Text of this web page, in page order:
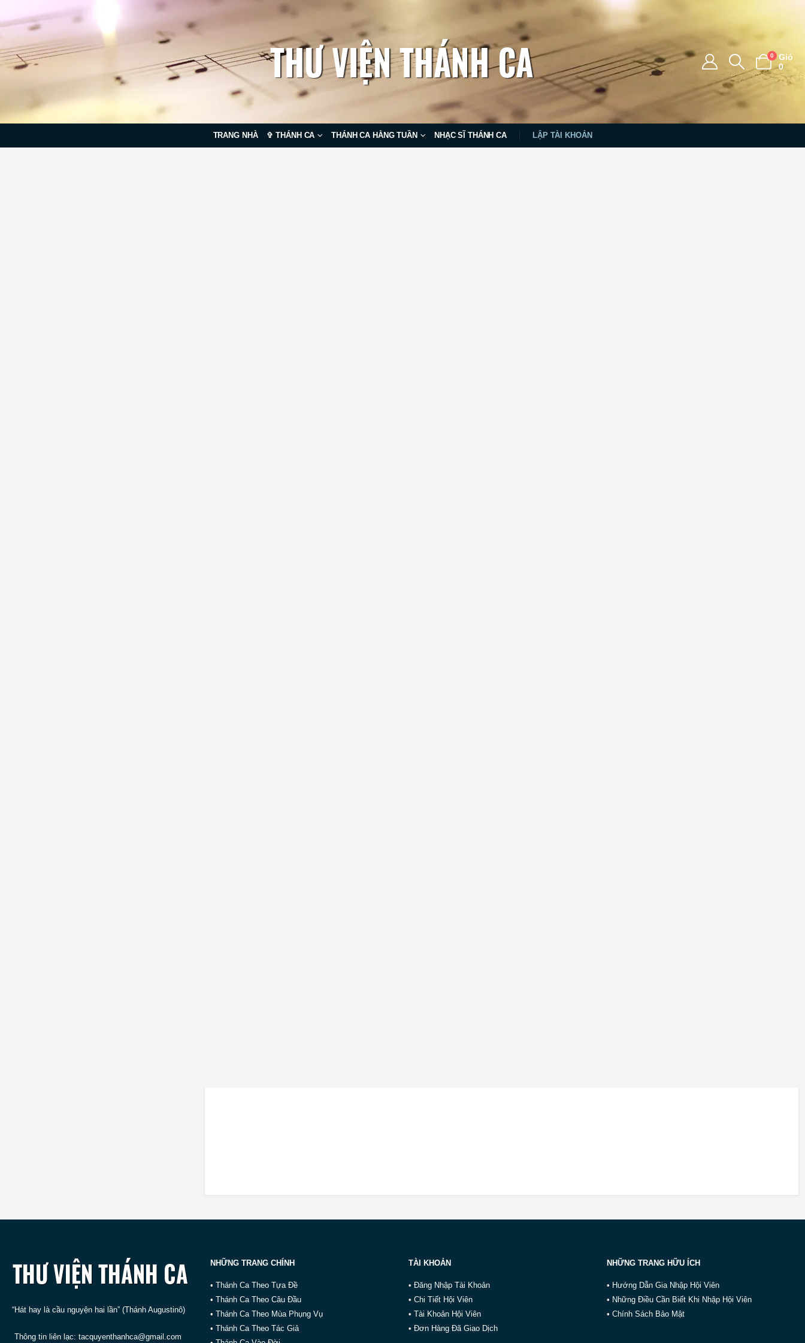
0
Giỏ
0
TRANG NHÀ ✞ THÁNH CA THÁNH CA HẰNG TUẦN NHẠC SĨ THÁNH CA LẬP TÀI KHOẢN
“Hát hay là cầu nguyện hai lần” (Thánh Augustinô)
Thông tin liên lạc: tacquyenthanhca@gmail.com
NHỮNG TRANG CHÍNH
• Thánh Ca Theo Tựa Đề
• Thánh Ca Theo Câu Đầu
• Thánh Ca Theo Mùa Phụng Vụ
• Thánh Ca Theo Tác Giả
TÀI KHOẢN
• Đăng Nhập Tài Khoản
• Chi Tiết Hội Viên
• Tài Khoản Hội Viên
• Đơn Hàng Đã Giao Dịch
NHỮNG TRANG HỮU ÍCH
• Hướng Dẫn Gia Nhập Hội Viên
• Những Điều Cần Biết Khi Nhập Hội Viên
• Chính Sách Bảo Mật